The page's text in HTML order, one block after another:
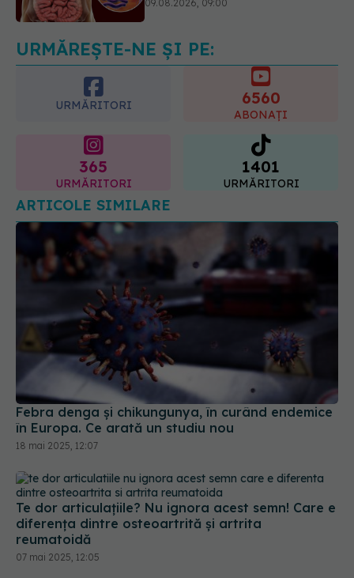
09.08.2026, 11:45
URMĂREȘTE-NE ȘI PE:
URMĂRITORI 6560
ABONAȚI
365
URMĂRITORI
1401
URMĂRITORI
ARTICOLE SIMILARE
Febra denga şi chikungunya, în curând endemice
în Europa. Ce arată un studiu nou
18 mai 2025, 12:07
Te dor articulațiile? Nu ignora acest semn! Care e
diferența dintre osteoartrită și artrita
reumatoidă
07 mai 2025, 12:05